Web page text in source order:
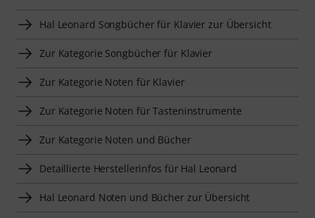
Hal Leonard Songbücher für Klavier zur Übersicht
Zur Kategorie Songbücher für Klavier
Zur Kategorie Noten für Klavier
Zur Kategorie Noten für Tasteninstrumente
Zur Kategorie Noten und Bücher
Detaillierte Herstellerinfos für Hal Leonard
Hal Leonard Noten und Bücher zur Übersicht